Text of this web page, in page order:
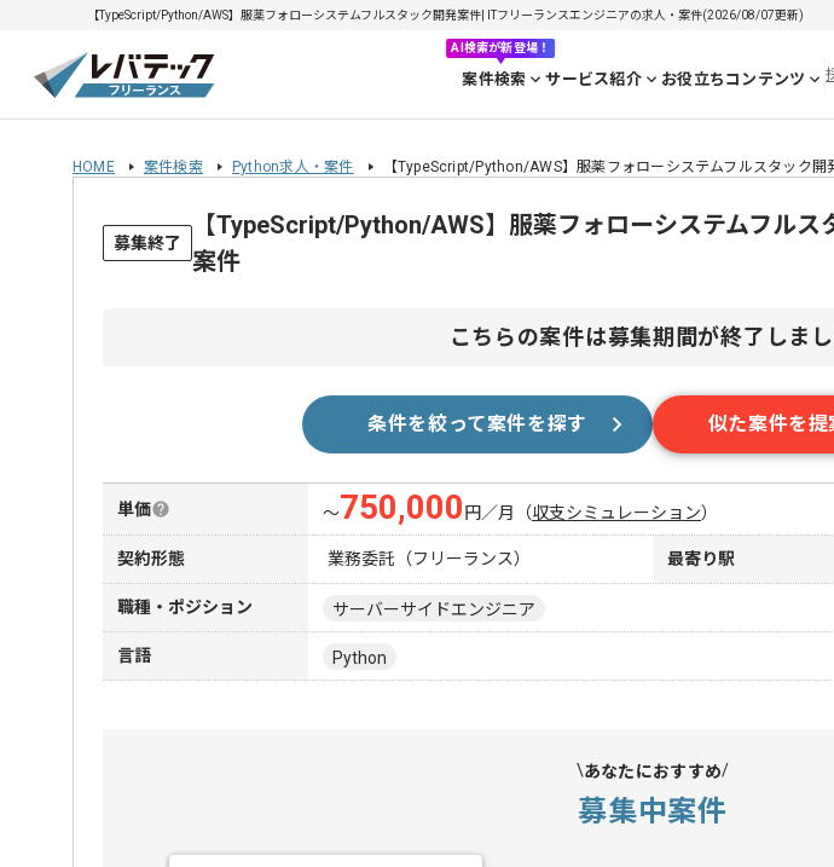
【TypeScript/Python/AWS】服薬フォローシステムフルスタック開発案件| ITフリーランスエンジニアの求人・案件(2026/08/07更新)
AI検索が新登場！
案件検索 サービス紹介 お役立ちコンテンツ
HOME 案件検索 Python求人・案件 【TypeScript/Python/AWS】服薬フォローシステムフルスタック開
募集終了
【TypeScript/Python/AWS】服薬フォローシステムフルス
案件
こちらの案件は募集期間が終了しま
条件を絞って案件を探す 似た案件を提
単価 〜750,000 円／月 （収支シミュレーション）
契約形態 業務委託（フリーランス） 最寄り駅
職種・ポジション サーバーサイドエンジニア
言語 Python
あなたにおすすめ
募集中案件